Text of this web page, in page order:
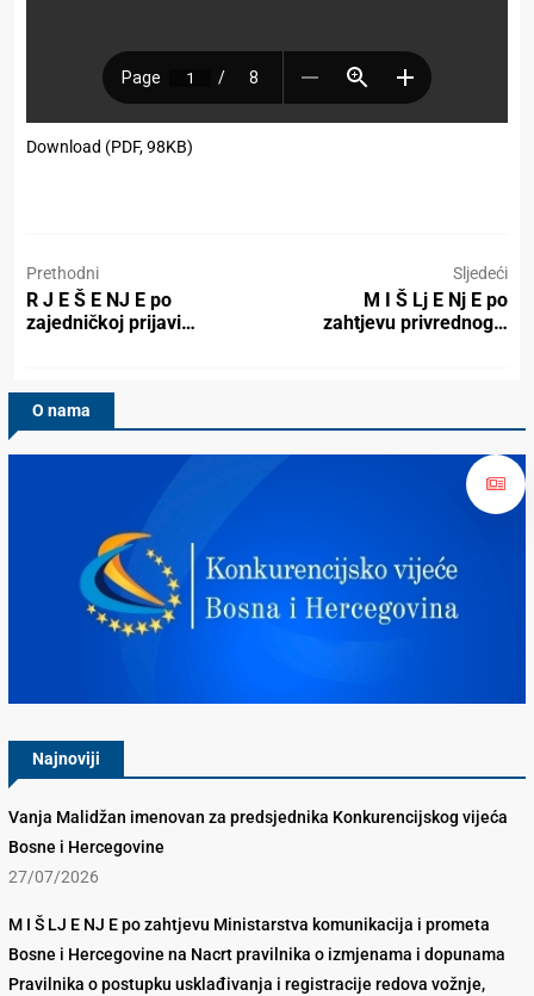
Download (PDF, 98KB)
Prethodni
R J E Š E NJ E po
zajedničkoj prijavi…
Sljedeći
M I Š Lj E Nj E po
zahtjevu privrednog…
O nama
Najnoviji
Vanja Malidžan imenovan za predsjednika Konkurencijskog vijeća
Bosne i Hercegovine
27/07/2026
M I Š LJ E NJ E po zahtjevu Ministarstva komunikacija i prometa
Bosne i Hercegovine na Nacrt pravilnika o izmjenama i dopunama
Pravilnika o postupku usklađivanja i registracije redova vožnje,